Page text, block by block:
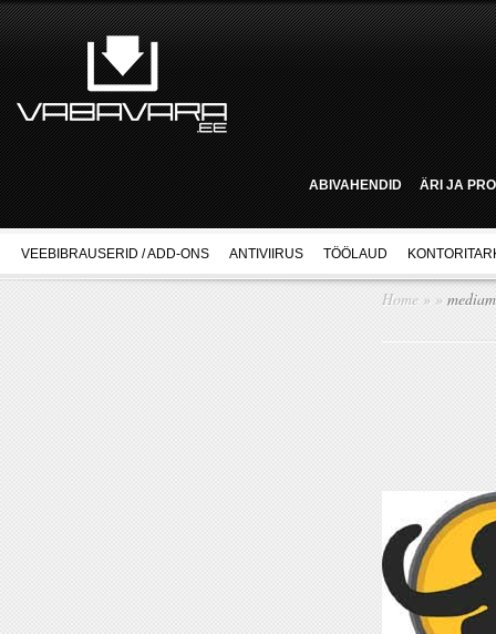
ABIVAHENDID ÄRI JA
VEEBIBRAUSERID / ADD-ONS ANTIVIIRUS TÖÖLAUD
Home » »